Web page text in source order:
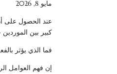
مايو 8, 2026
عند الحصول على
كبير بين
فما الذي يؤثر
إن فهم العوامل